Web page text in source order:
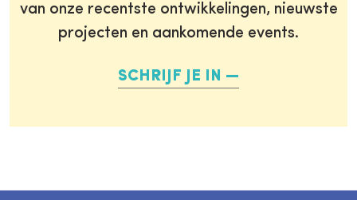
van onze recentste ontwikkelingen, nieuwste
projecten en aankomende events.
SCHRIJF JE IN